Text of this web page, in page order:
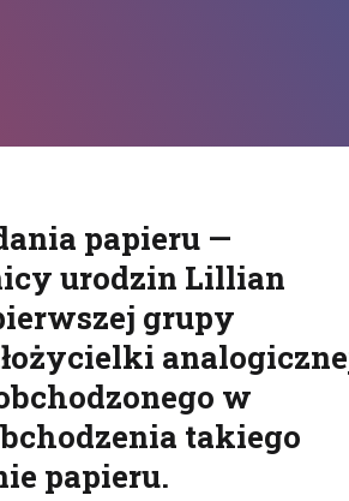
papieru —
urodzin Lillian
grupy
w
takiego
papieru.